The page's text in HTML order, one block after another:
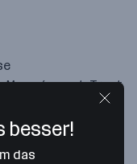
Management, Trust
besser!
das